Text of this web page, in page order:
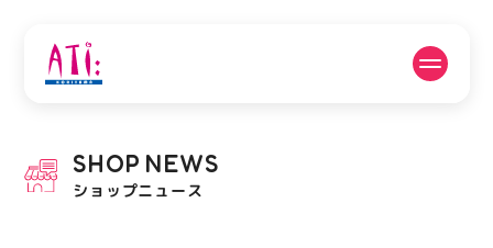
PICK UP NEWS
ピックアップニュース
SHOP NEWS
ショップニュース